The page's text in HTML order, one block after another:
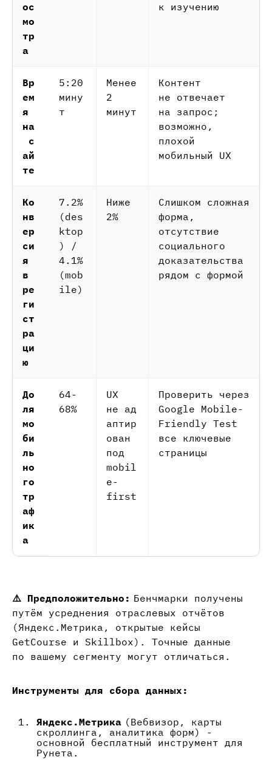
ос
мо
тр
а
к изучению
Вр
ем
я
на
с
ай
те
5:20
мину
т
Менее
2
минут
Контент
не отвечает
на запрос;
возможно,
плохой
мобильный UX
Ко
нв
ер
си
я
в
ре
ги
ст
ра
ци
ю
7.2%
(des
ktop
) /
4.1%
(mob
ile)
Ниже
2%
Слишком сложная
форма,
отсутствие
социального
доказательства
рядом с формой
До
ля
мо
би
ль
но
го
тр
аф
ик
а
64-
68%
UX
не ад
аптир
ован
под
mobil
e-
first
Проверить через
Google Mobile-
Friendly Test
все ключевые
страницы
⚠️ Предположительно: Бенчмарки получены
путём усреднения отраслевых отчётов
(Яндекс.Метрика, открытые кейсы
GetCourse и Skillbox). Точные данные
по вашему сегменту могут отличаться.
Инструменты для сбора данных:
Яндекс.Метрика (Вебвизор, карты
скроллинга, аналитика форм) -
основной бесплатный инструмент для
Рунета.